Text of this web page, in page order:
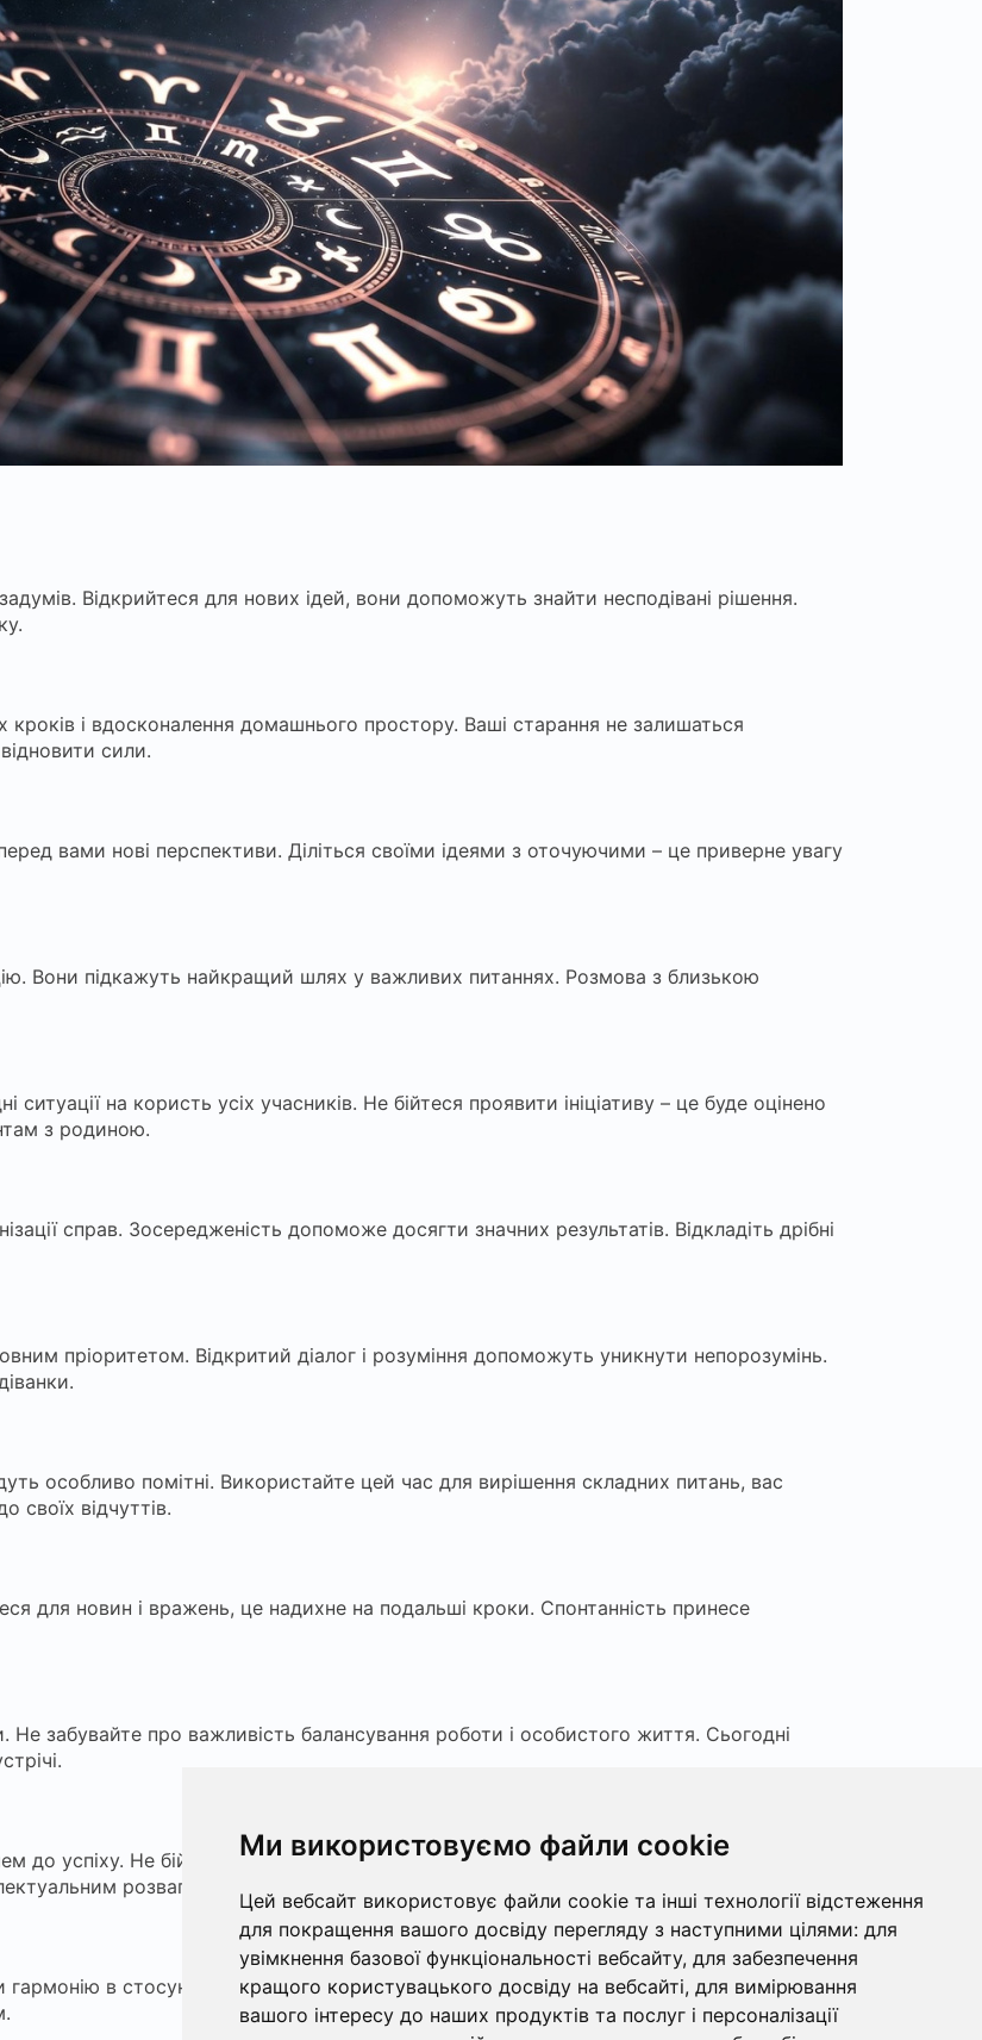
Ми використовуємо файли cookie
Цей вебсайт використовує файли cookie та інші технології відстеження
для покращення вашого досвіду перегляду з наступними цілями: для
увімкнення базової функціональності вебсайту, для забезпечення
кращого користувацького досвіду на вебсайті, для вимірювання
вашого інтересу до наших продуктів та послуг і персоналізації
Відкрийтеся для нових ідей, вони допоможуть знайти несподівані рішення.
кроків і вдосконалення домашнього простору. Ваші старання не залишаться
сили.
перед вами нові перспективи. Діліться своїми ідеями з оточуючими – це приверне увагу
Вони підкажуть найкращий шлях у важливих питаннях. Розмова з близькою
на користь усіх учасників. Не бійтеся проявити ініціативу – це буде оцінено
з родиною.
справ. Зосередженість допоможе досягти значних результатів. Відкладіть дрібні
пріоритетом. Відкритий діалог і розуміння допоможуть уникнути непорозумінь.
особливо помітні. Використайте цей час для вирішення складних питань, вас
своїх відчуттів.
для новин і вражень, це надихне на подальші кроки. Спонтанність принесе
Не забувайте про важливість балансування роботи і особистого життя. Сьогодні
до успіху. Не бійтеся висловлювати свої думки – це викличе підтримку і
розвагам.
гармонію в стосунках з близькими. День сприяє духовному збагаченню і